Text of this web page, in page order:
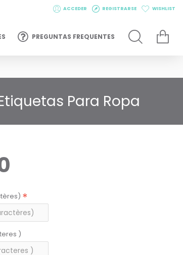
ACCEDER REGISTRARSE WISHLIST
PREGUNTAS FREQUENTES
Para Ropa
)